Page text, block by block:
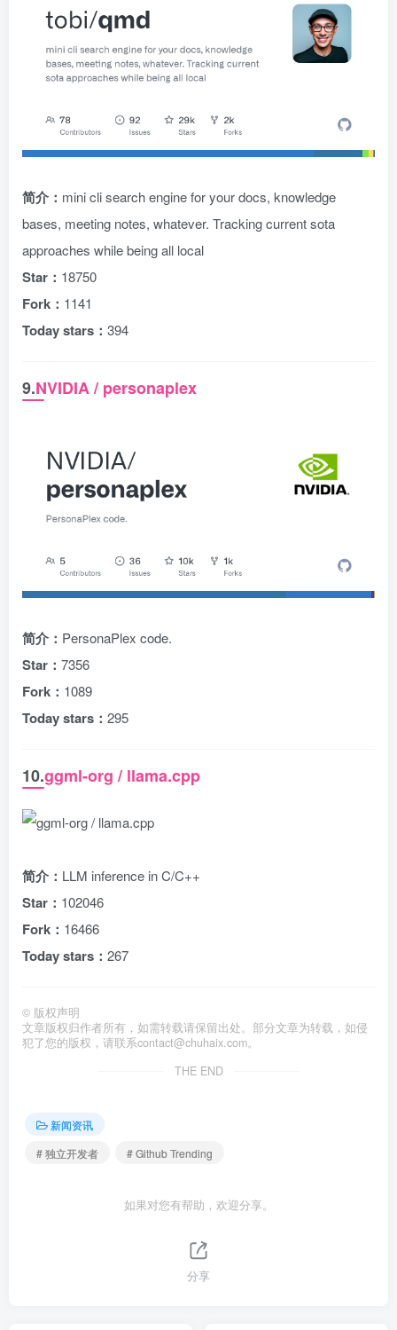
简介： mini cli search engine for your docs, knowledge
bases, meeting notes, whatever. Tracking current sota
approaches while being all local
Star： 18750
Fork： 1141
Today stars： 394
9.NVIDIA / personaplex
简介： PersonaPlex code.
Star： 7356
Fork： 1089
Today stars： 295
10.ggml-org / llama.cpp
简介： LLM inference in C/C++
Star： 102046
Fork： 16466
Today stars： 267
© 版权声明
文章版权归作者所有，如需转载请保留出处。部分文章为转载，如侵
犯了您的版权，请联系contact@chuhaix.com。
THE END
新闻资讯
# 独立开发者
# Github Trending
如果对您有帮助，欢迎分享。
分享